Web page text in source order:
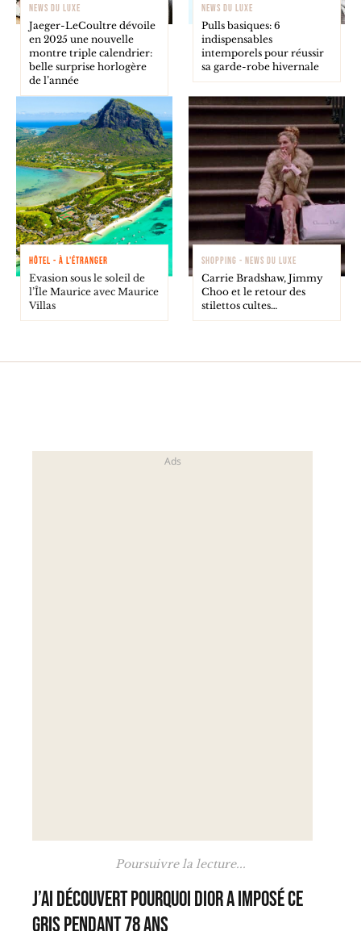
NEWS DU LUXE
Jaeger-LeCoultre dévoile
en 2025 une nouvelle
montre triple calendrier:
belle surprise horlogère
de l’année
NEWS DU LUXE
Pulls basiques: 6
indispensables
intemporels pour réussir
sa garde-robe hivernale
HÔTEL - À L'ÉTRANGER
Evasion sous le soleil de
l’Île Maurice avec Maurice
Villas
SHOPPING - NEWS DU LUXE
Carrie Bradshaw, Jimmy
Choo et le retour des
stilettos cultes…
Poursuivre la lecture...
J’ai découvert pourquoi Dior a imposé ce
gris pendant 78 ans